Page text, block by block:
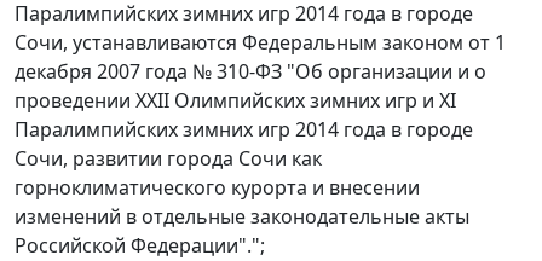
Паралимпийских зимних игр 2014 года в городе
Сочи, устанавливаются Федеральным законом от 1
декабря 2007 года № 310-ФЗ "Об организации и о
проведении XXII Олимпийских зимних игр и XI
Паралимпийских зимних игр 2014 года в городе
Сочи, развитии города Сочи как
горноклиматического курорта и внесении
изменений в отдельные законодательные акты
Российской Федерации".";